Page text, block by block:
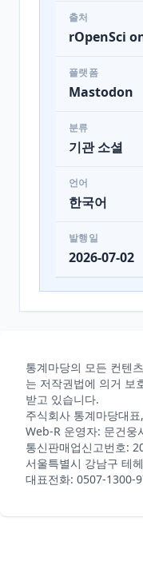
출처
rOpenSci
플랫폼
Mastodon
분류
기관 소셜
언어
한국어
발행일
2026-07-02
통계마당의 모든 컨텐츠
는 저작권법에 의거 보
받고 있습니다.
주식회사 통계마당대
Web-R 운영자: 문건웅
통신판매업신고번호:
서울특별시 강남구 테
대표전화: 0507-